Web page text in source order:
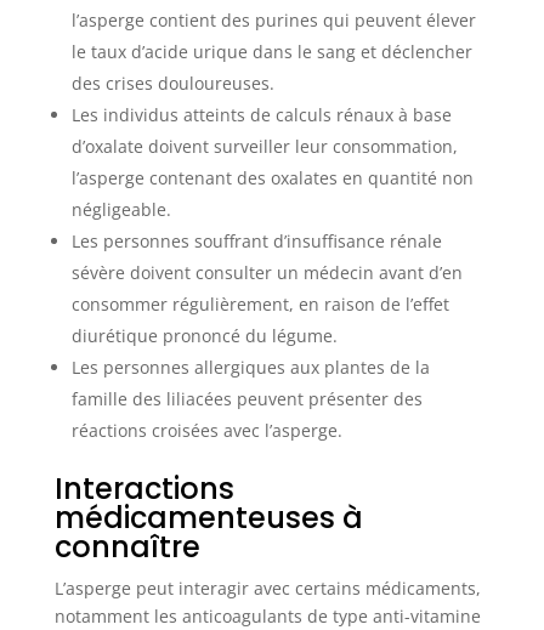
l’asperge contient des purines qui peuvent élever
le taux d’acide urique dans le sang et déclencher
des crises douloureuses.
Les individus atteints de calculs rénaux à base
d’oxalate doivent surveiller leur consommation,
l’asperge contenant des oxalates en quantité non
négligeable.
Les personnes souffrant d’insuffisance rénale
sévère doivent consulter un médecin avant d’en
consommer régulièrement, en raison de l’effet
diurétique prononcé du légume.
Les personnes allergiques aux plantes de la
famille des liliacées peuvent présenter des
réactions croisées avec l’asperge.
Interactions
médicamenteuses à
connaître
L’asperge peut interagir avec certains médicaments,
notamment les anticoagulants de type anti-vitamine